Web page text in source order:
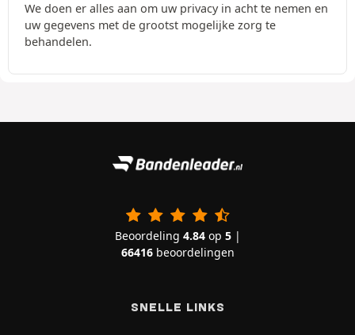
We doen er alles aan om uw privacy in acht te nemen en
uw gegevens met de grootst mogelijke zorg te
behandelen.
Beoordeling 4.84op 5|
66416beoordelingen
SNELLE LINKS